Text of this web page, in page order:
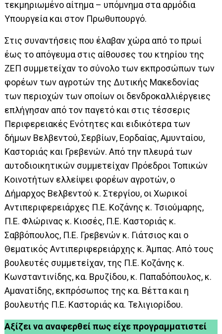
τεκμηριωμένο αίτημα – υπόμνημα στα αρμόδια
Υπουργεία και στον Πρωθυπουργό.
Στις συναντήσεις που έλαβαν χώρα από το πρωί
έως το απόγευμα στις αίθουσες του κτηρίου της
ΖΕΠ συμμετείχαν το σύνολο των εκπροσώπων των
φορέων των αγροτών της Δυτικής Μακεδονίας
των περιοχών των οποίων οι δενδροκαλλιέργειες
επλήγησαν από τον παγετό και στις τέσσερις
Περιφερειακές Ενότητες και ειδικότερα των
δήμων Βελβεντού, Σερβίων, Εορδαίας, Αμυνταίου,
Καστοριάς και Γρεβενών. Από την πλευρά των
αυτοδιοικητικών συμμετείχαν Πρόεδροι Τοπικών
Κοινοτήτων ελλείψει φορέων αγροτών, ο
Δήμαρχος Βελβεντού κ. Στεργίου, οι Χωρικοί
Αντιπεριφερειάρχες Π.Ε. Κοζάνης κ. Τσιούμαρης,
Π.Ε. Φλώρινας κ. Κιοσές, Π.Ε. Καστοριάς κ.
Σαββόπουλος, Π.Ε. Γρεβενών κ. Γιάτσιος και ο
Θεματικός Αντιπεριφερειάρχης κ. Άμπας. Από τους
βουλευτές συμμετείχαν, της Π.Ε. Κοζάνης κ.
Κωνσταντινίδης, κα. Βρυζίδου, κ. Παπαδόπουλος, κ.
Αμανατίδης, εκπρόσωπος της κα. Βέττα και η
βουλευτής Π.Ε. Καστοριάς κα. Τελιγιορίδου.
Αξίζει να αναφερθεί πως είχε προγραμματιστεί